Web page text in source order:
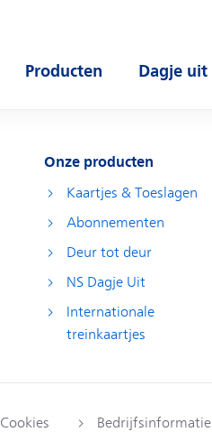
Producten
Dagje uit
Onze producten
Kaartjes & Toeslagen
Abonnementen
Deur tot deur
NS Dagje Uit
Internationale
treinkaartjes
Cookies Bedrijfsinformatie